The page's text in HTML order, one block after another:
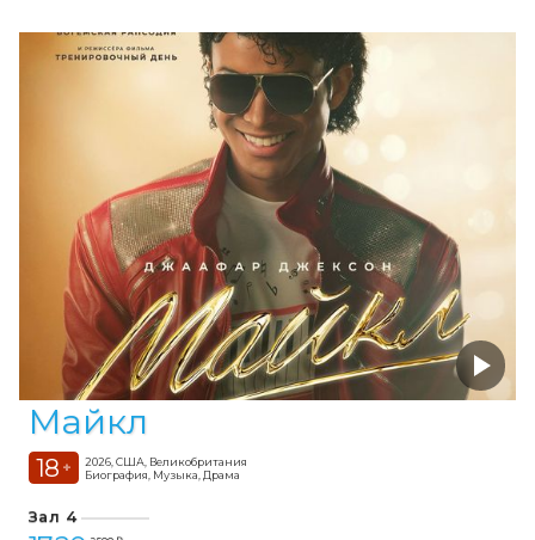
Майкл
18 +
2026, США, Великобритания
Биография, Музыка, Драма
Зал 4